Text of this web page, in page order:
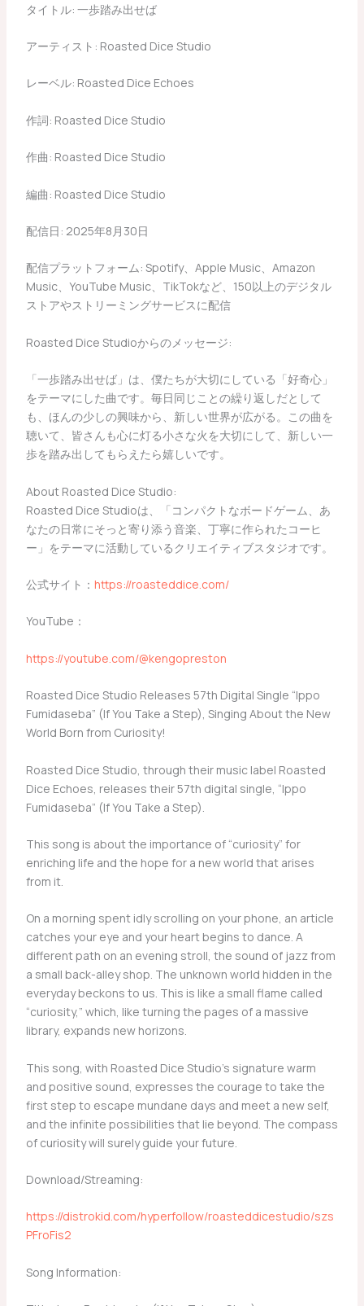
タイトル: 一歩踏み出せば
アーティスト: Roasted Dice Studio
レーベル: Roasted Dice Echoes
作詞: Roasted Dice Studio
作曲: Roasted Dice Studio
編曲: Roasted Dice Studio
配信日: 2025年8月30日
配信プラットフォーム: Spotify、Apple Music、Amazon
Music、YouTube Music、TikTokなど、150以上のデジタル
ストアやストリーミングサービスに配信
Roasted Dice Studioからのメッセージ:
「一歩踏み出せば」は、僕たちが大切にしている「好奇心」
をテーマにした曲です。毎日同じことの繰り返しだとして
も、ほんの少しの興味から、新しい世界が広がる。この曲を
聴いて、皆さんも心に灯る小さな火を大切にして、新しい一
歩を踏み出してもらえたら嬉しいです。
About Roasted Dice Studio:
Roasted Dice Studioは、「コンパクトなボードゲーム、あ
なたの日常にそっと寄り添う音楽、丁寧に作られたコーヒ
ー」をテーマに活動しているクリエイティブスタジオです。
公式サイト： https://roasteddice.com/
YouTube：
https://youtube.com/@kengopreston
Roasted Dice Studio Releases 57th Digital Single “Ippo
Fumidaseba” (If You Take a Step), Singing About the New
World Born from Curiosity!
Roasted Dice Studio, through their music label Roasted
Dice Echoes, releases their 57th digital single, “Ippo
Fumidaseba” (If You Take a Step).
This song is about the importance of “curiosity” for
enriching life and the hope for a new world that arises
from it.
On a morning spent idly scrolling on your phone, an article
catches your eye and your heart begins to dance. A
different path on an evening stroll, the sound of jazz from
a small back-alley shop. The unknown world hidden in the
everyday beckons to us. This is like a small flame called
“curiosity,” which, like turning the pages of a massive
library, expands new horizons.
This song, with Roasted Dice Studio’s signature warm
and positive sound, expresses the courage to take the
first step to escape mundane days and meet a new self,
and the infinite possibilities that lie beyond. The compass
of curiosity will surely guide your future.
Download/Streaming:
https://distrokid.com/hyperfollow/roasteddicestudio/szs
PFroFis2
Song Information: